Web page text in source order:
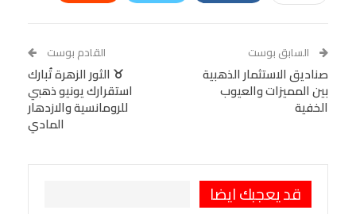
Tumblr
البريد الإلكتروني
StumbleUpon
VK
Digg
LINE
Viber
السابق بوست
صناديق الاستثمار الذهبية
بين المميزات والعيوب
الخفية
القادم بوست
♉ الثور الزهرة تُبارك
استقرارك يونيو ذهبي
للرومانسية والازدهار
المادي
قد يعجبك ايضا